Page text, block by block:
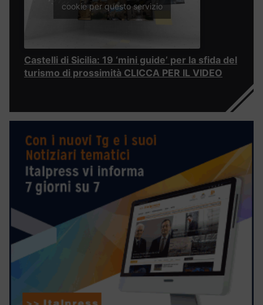
cookie per questo servizio
Castelli di Sicilia: 19 ‘mini guide’ per la sfida del
turismo di prossimità CLICCA PER IL VIDEO